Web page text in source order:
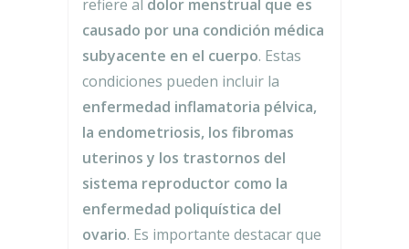
refiere al dolor menstrual que es
causado por una condición médica
subyacente en el cuerpo. Estas
condiciones pueden incluir la
enfermedad inflamatoria pélvica,
la endometriosis, los fibromas
uterinos y los trastornos del
sistema reproductor como la
enfermedad poliquística del
ovario. Es importante destacar que